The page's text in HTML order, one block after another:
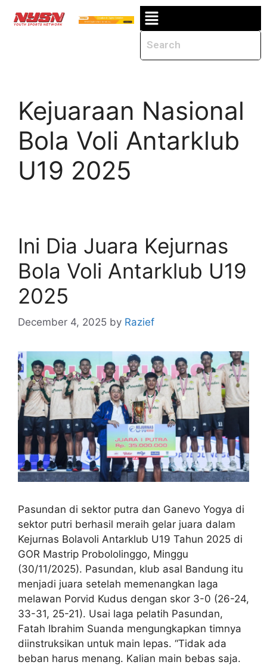
Kejuaraan Nasional
Bola Voli Antarklub
U19 2025
Ini Dia Juara Kejurnas
Bola Voli Antarklub U19
2025
December 4, 2025 by Razief
Pasundan di sektor putra dan Ganevo Yogya di
sektor putri berhasil meraih gelar juara dalam
Kejurnas Bolavoli Antarklub U19 Tahun 2025 di
GOR Mastrip Probololinggo, Minggu
(30/11/2025). Pasundan, klub asal Bandung itu
menjadi juara setelah memenangkan laga
melawan Porvid Kudus dengan skor 3-0 (26-24,
33-31, 25-21). Usai laga pelatih Pasundan,
Fatah Ibrahim Suanda mengungkapkan timnya
diinstruksikan untuk main lepas. “Tidak ada
beban harus menang. Kalian main bebas saja.